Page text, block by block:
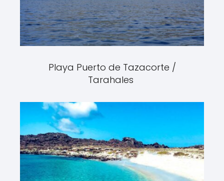
Playa Puerto de Tazacorte /
Tarahales